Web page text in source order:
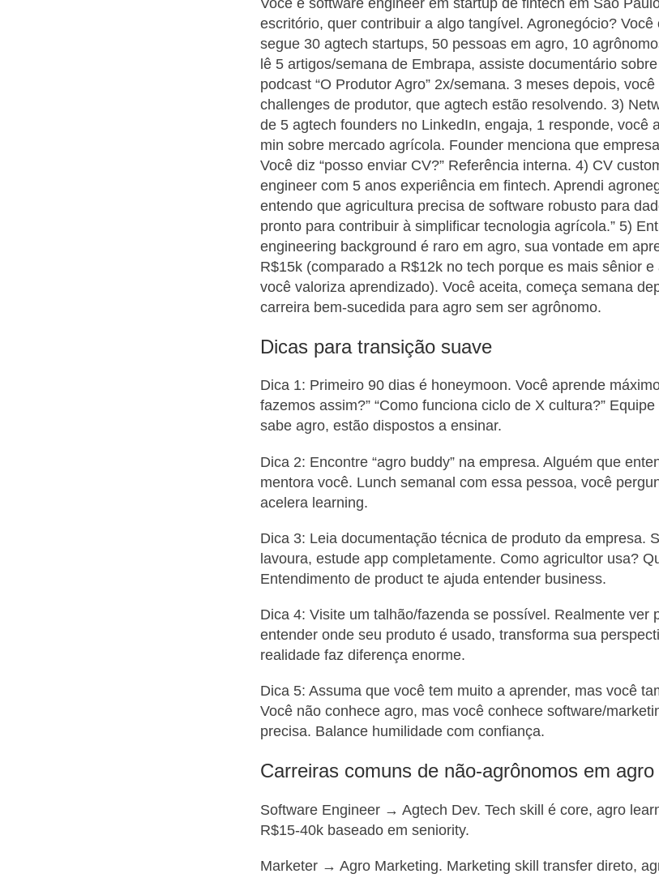
Você é software engineer em startup de fintech em São
escritório, quer contribuir a algo tangível. Agronegócio? Você
segue 30 agtech startups, 50 pessoas em agro, 10
lê 5 artigos/semana de Embrapa, assiste documentário
podcast “O Produtor Agro” 2x/semana. 3 meses depois,
challenges de produtor, que agtech estão resolvendo. 3)
de 5 agtech founders no LinkedIn, engaja, 1 responde, você
min sobre mercado agrícola. Founder menciona que
Você diz “posso enviar CV?” Referência interna. 4) CV
engineer com 5 anos experiência em fintech. Aprendi
entendo que agricultura precisa de software robusto para
pronto para contribuir à simplificar tecnologia agrícola.” 5)
engineering background é raro em agro, sua vontade em
R$15k (comparado a R$12k no tech porque es mais sênior
você valoriza aprendizado). Você aceita, começa semana
carreira bem-sucedida para agro sem ser agrônomo.
Dicas para transição suave
Dica 1: Primeiro 90 dias é honeymoon. Você aprende
fazemos assim?” “Como funciona ciclo de X cultura?”
sabe agro, estão dispostos a ensinar.
Dica 2: Encontre “agro buddy” na empresa. Alguém que
mentora você. Lunch semanal com essa pessoa, você
acelera learning.
Dica 3: Leia documentação técnica de produto da empresa.
lavoura, estude app completamente. Como agricultor usa?
Entendimento de product te ajuda entender business.
Dica 4: Visite um talhão/fazenda se possível. Realmente ver
entender onde seu produto é usado, transforma sua
realidade faz diferença enorme.
Dica 5: Assuma que você tem muito a aprender, mas você
Você não conhece agro, mas você conhece software/
precisa. Balance humilidade com confiança.
Carreiras comuns de não-agrônomos em agro
Software Engineer → Agtech Dev. Tech skill é core, agro
R$15-40k baseado em seniority.
Marketer → Agro Marketing. Marketing skill transfer direto,